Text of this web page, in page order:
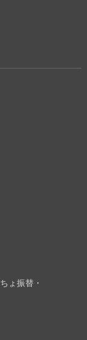
ょ振替・